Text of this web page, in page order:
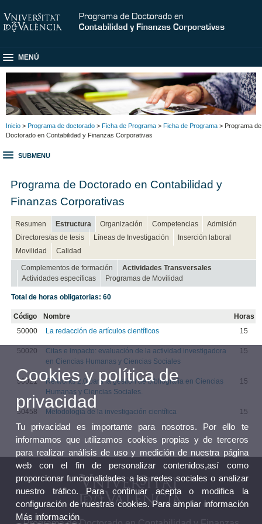
MENÚ
Inicio > Programa de doctorado > Ficha de Programa > Ficha de Programa > Programa de
Doctorado en Contabilidad y Finanzas Corporativas
SUBMENU
Programa de Doctorado en Contabilidad y
Finanzas Corporativas
Resumen Estructura Organización Competencias
Admisión
Directores/as de tesis
Líneas de Investigación
Inserción laboral
Movilidad
Calidad
Complementos de formación
Actividades Transversales
Actividades específicas
Programas de Movilidad
Total de horas obligatorias: 60
Código Nombre
Horas
50000
La redacción de artículos científicos 15
50020
Citas e impacto: evaluación de la actividad investigadora
en Ciencias Humanas y Ciencias Sociales
15
50021
Refworks 2.0 para la gestión de bibliografía en Ciencias
Humanas y Ciencias Sociales.
15
50458 Metodología de la investigación científica 15
Cookies y política de
privacidad
Tu privacidad es importante para nosotros. Por ello te
informamos que utilizamos cookies propias y de terceros
para realizar análisis de uso y medición de nuestra página
web con el fin de personalizar contenidos,así como
proporcionar funcionalidades a las redes sociales o analizar
nuestro tráfico. Para continuar acepta o modifica la
configuración de nuestras cookies. Para ampliar información
Más información